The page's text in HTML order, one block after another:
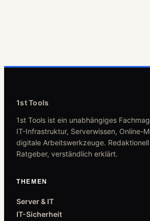
1st Tools
1st Tools ist ein unabhängiges
IT-Infrastruktur, Serverwissen, Online-
digitale Arbeitswerkzeuge.
Ratgeber, verständlich erklärt.
THEMEN
Server & IT
IT-Sicherheit